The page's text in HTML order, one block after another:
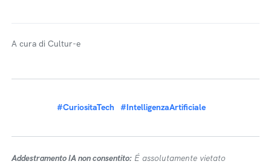
A cura di Cultur-e
#CuriositaTech #IntelligenzaArtificiale
Addestramento IA non consentito: É assolutamente vietato